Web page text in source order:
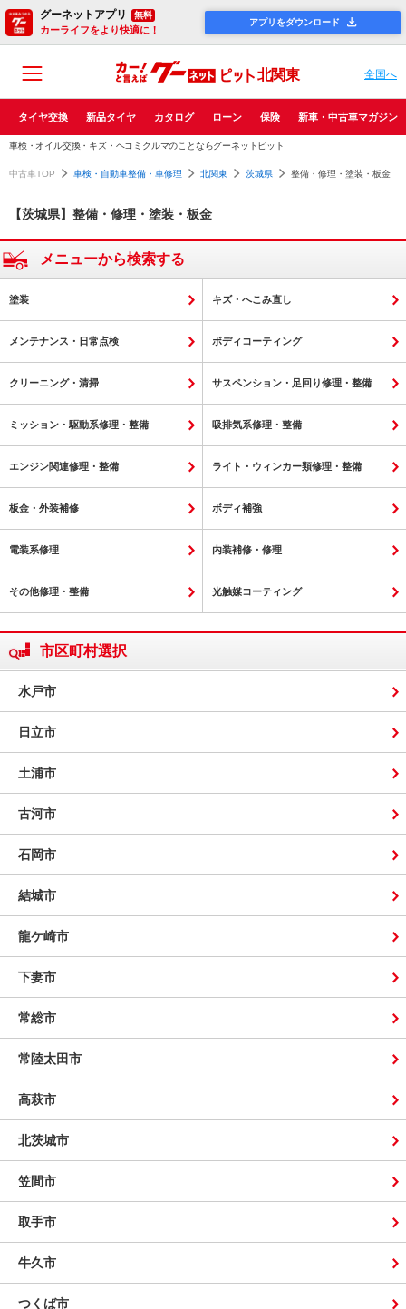
グーネットアプリ 無料
カーライフをより快適に！
アプリをダウンロード
北関東 全国へ
タイヤ交換 新品タイヤ カタログ ローン 保険 新車・中古車マガジン
車検・オイル交換・キズ・ヘコミクルマのことならグーネットピット
中古車TOP 車検・自動車整備・車修理 北関東 茨城県 整備・修理・塗装・板金
【茨城県】整備・修理・塗装・板金
メニューから検索する
塗装 キズ・へこみ直し
メンテナンス・日常点検 ボディコーティング
クリーニング・清掃 サスペンション・足回り修理・整備
ミッション・駆動系修理・整備 吸排気系修理・整備
エンジン関連修理・整備 ライト・ウィンカー類修理・整備
板金・外装補修 ボディ補強
電装系修理 内装補修・修理
その他修理・整備 光触媒コーティング
市区町村選択
水戸市
日立市
土浦市
古河市
石岡市
結城市
龍ケ崎市
下妻市
常総市
常陸太田市
高萩市
北茨城市
笠間市
取手市
牛久市
つくば市